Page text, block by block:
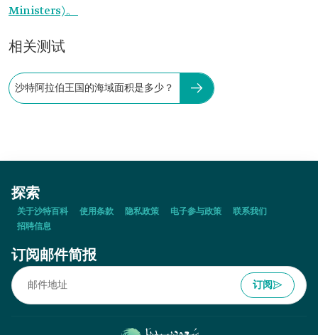
Ministers)。
相关测试
沙特阿拉伯王国的海域面积是多少？
探索
关于沙特百科 使用条款 隐私政策 电子参与政策
联系我们
招聘信息
订阅邮件简报
订阅